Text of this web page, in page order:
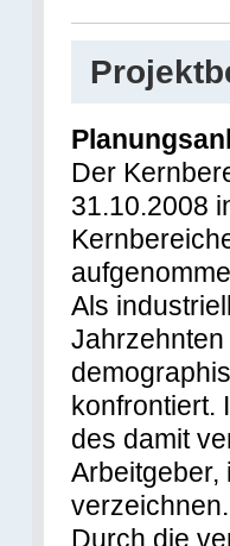
Der
Bescheid
das
„Aktive
„Lebendige
Als
besonders
Grund der